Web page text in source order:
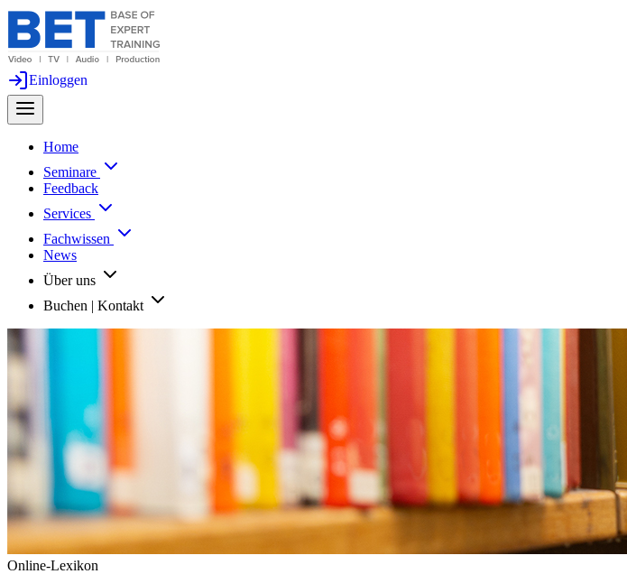
Einloggen
Home
Seminare
Feedback
Services
Fachwissen
News
Über uns
Buchen | Kontakt
Online-Lexikon